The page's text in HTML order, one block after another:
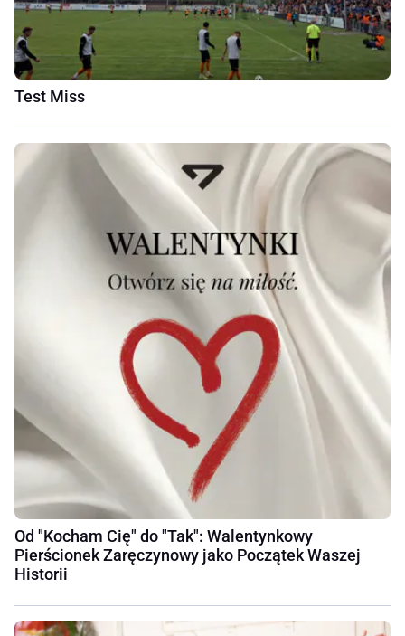
Test Miss
Od "Kocham Cię" do "Tak": Walentynkowy
Pierścionek Zaręczynowy jako Początek Waszej
Historii